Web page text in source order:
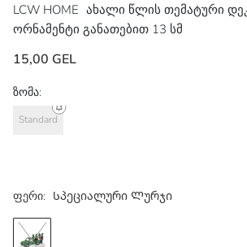
LCW HOME ახალი წლის თემატური
ორნამენტი განათებით 13 სმ
15,00 GEL
ფერი: Სპეციალური Ლურჯი
ზომა:
Standard